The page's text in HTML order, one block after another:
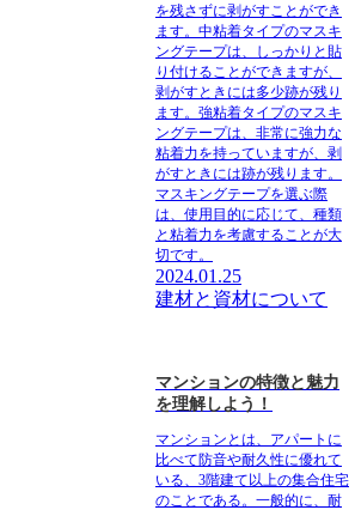
を残さずに剥がすことができ
ます。中粘着タイプのマスキ
ングテープは、しっかりと貼
り付けることができますが、
剥がすときには多少跡が残り
ます。強粘着タイプのマスキ
ングテープは、非常に強力な
粘着力を持っていますが、剥
がすときには跡が残ります。
マスキングテープを選ぶ際
は、使用目的に応じて、種類
と粘着力を考慮することが大
切です。
2024.01.25
建材と資材について
マンションの特徴と魅力
を理解しよう！
マンションとは、アパートに
比べて防音や耐久性に優れて
いる、 3階建て以上の集合住宅
のことである。一般的に、耐